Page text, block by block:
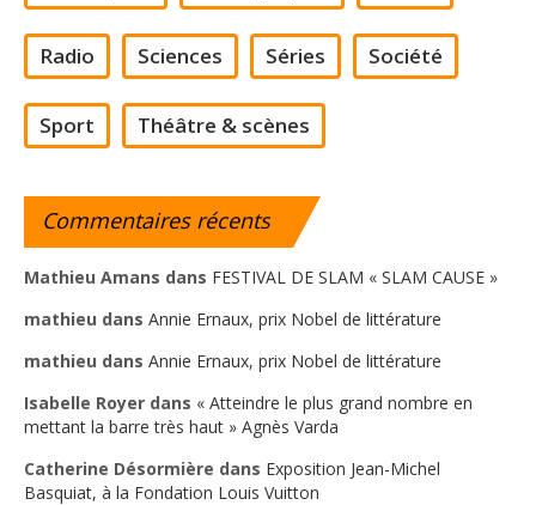
Radio Sciences Séries Société
Sport Théâtre & scènes
Commentairesrécents
Mathieu Amans dans FESTIVAL DE SLAM « SLAM CAUSE »
mathieu dans Annie Ernaux, prix Nobel de littérature
mathieu dans Annie Ernaux, prix Nobel de littérature
Isabelle Royer dans « Atteindre le plus grand nombre en
mettant la barre très haut » Agnès Varda
Catherine Désormière dans Exposition Jean-Michel
Basquiat, à la Fondation Louis Vuitton